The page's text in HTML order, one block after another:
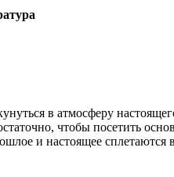
в атмосферу
чтобы посетить
и настоящее